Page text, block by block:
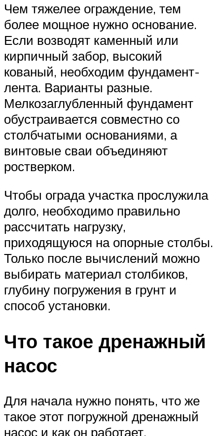
Чем тяжелее ограждение, тем
более мощное нужно основание.
Если возводят каменный или
кирпичный забор, высокий
кованый, необходим фундамент-
лента. Варианты разные.
Мелкозаглубленный фундамент
обустраивается совместно со
столбчатыми основаниями, а
винтовые сваи объединяют
ростверком.
Чтобы ограда участка прослужила
долго, необходимо правильно
рассчитать нагрузку,
приходящуюся на опорные столбы.
Только после вычислений можно
выбирать материал столбиков,
глубину погружения в грунт и
способ установки.
Что такое дренажный
насос
Для начала нужно понять, что же
такое этот погружной дренажный
насос и как он работает.